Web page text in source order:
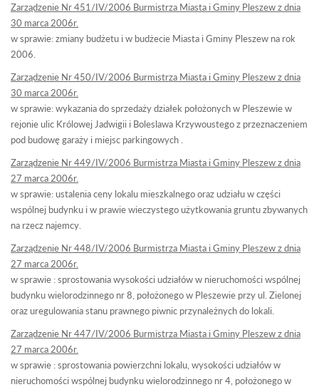
Zarządzenie Nr 451/IV/2006 Burmistrza Miasta i Gminy Pleszew z dnia
30 marca 2006r.
w sprawie: zmiany budżetu i w budżecie Miasta i Gminy Pleszew na rok
2006.
Zarządzenie Nr 450/IV/2006 Burmistrza Miasta i Gminy Pleszew z dnia
30 marca 2006r.
w sprawie: wykazania do sprzedaży działek położonych w Pleszewie w
rejonie ulic Królowej Jadwigii i Boleslawa Krzywoustego z przeznaczeniem
pod budowę garaży i miejsc parkingowych .
Zarządzenie Nr 449/IV/2006 Burmistrza Miasta i Gminy Pleszew z dnia
27 marca 2006r.
w sprawie: ustalenia ceny lokalu mieszkalnego oraz udziału w części
wspólnej budynku i w prawie wieczystego użytkowania gruntu zbywanych
na rzecz najemcy.
Zarządzenie Nr 448/IV/2006 Burmistrza Miasta i Gminy Pleszew z dnia
27 marca 2006r.
w sprawie : sprostowania wysokości udziałów w nieruchomości wspólnej
budynku wielorodzinnego nr 8, położonego w Pleszewie przy ul. Zielonej
oraz uregulowania stanu prawnego piwnic przynależnych do lokali.
Zarządzenie Nr 447/IV/2006 Burmistrza Miasta i Gminy Pleszew z dnia
27 marca 2006r.
w sprawie : sprostowania powierzchni lokalu, wysokości udziałów w
nieruchomości wspólnej budynku wielorodzinnego nr 4, położonego w